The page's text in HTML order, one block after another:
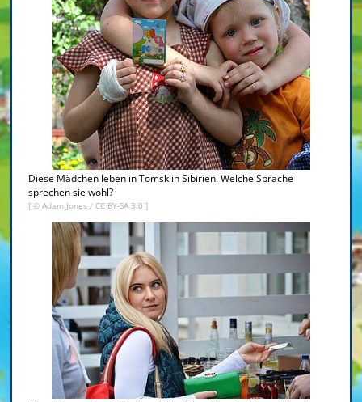
Diese Mädchen leben in Tomsk in Sibirien. Welche Sprache
sprechen sie wohl?
[ © Adam Jones / CC BY-SA 3.0 ]